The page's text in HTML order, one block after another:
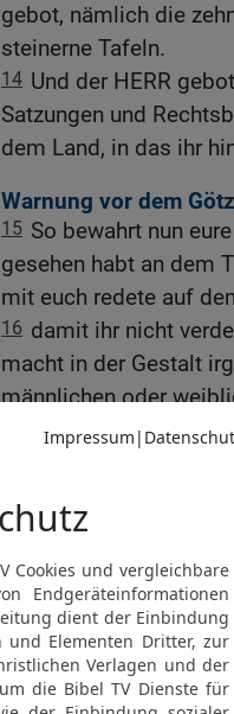
gebot, nämlich die
steinerne Tafeln.
14 Und der HERR
Satzungen und
dem Land, in das ihr
Warnung vor dem
15 So bewahrt nun
gesehen habt an dem
mit euch redete auf
16 damit ihr nicht
macht in der Gestalt
männlichen oder
das Abbild
irgendeines Vogels,
das Abbild
kriecht, das Abbild
tiefer als die
19
dass du deine
Sonne und den Mond
Himmels anschaust
ihnen zu dienen, die